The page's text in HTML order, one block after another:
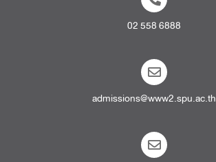
02 558 6888
admissions@www2.spu.ac.th